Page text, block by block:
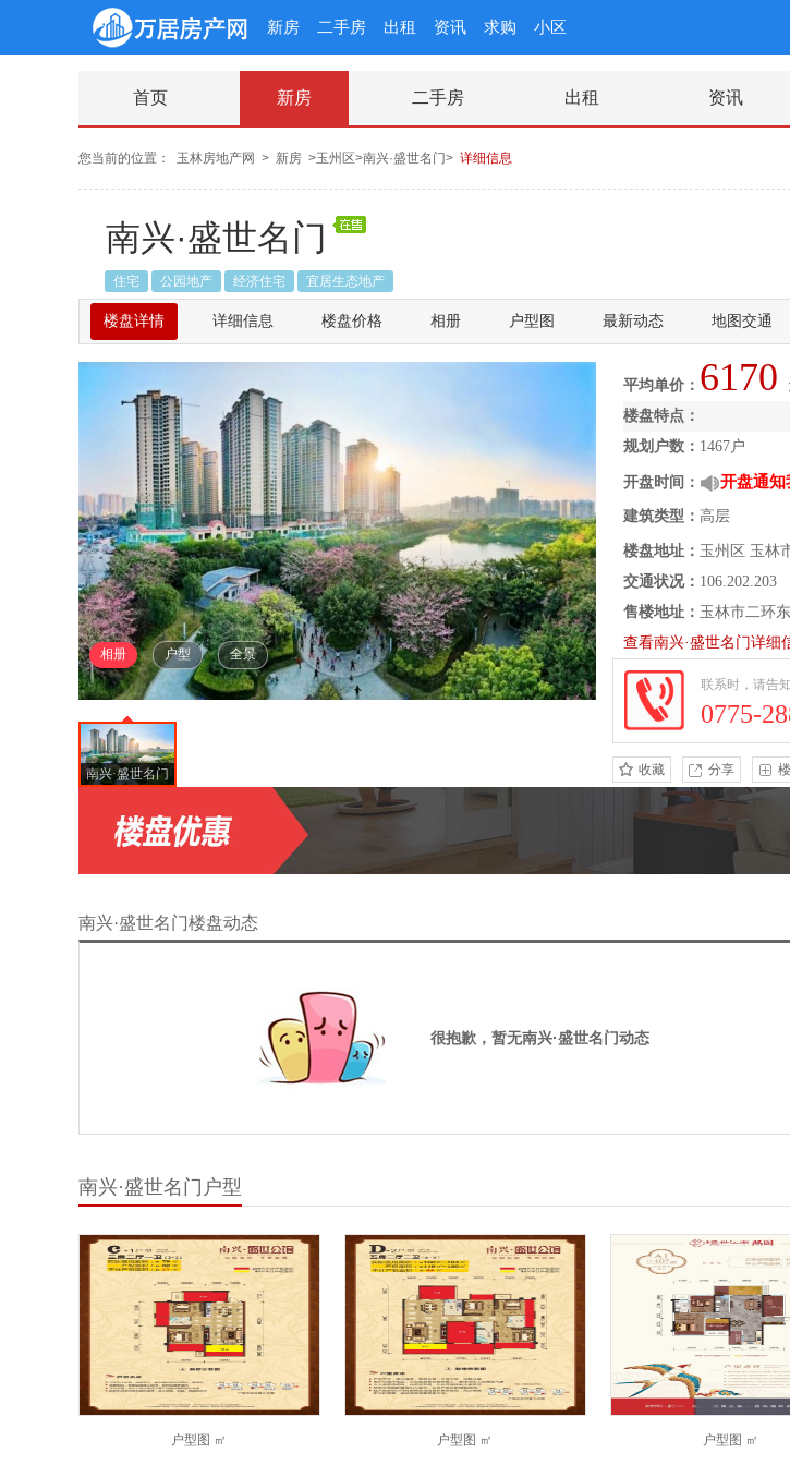
新房 二手房 出租 资讯 求购 小区
首页 新房 二手房 出租 资讯
您当前的位置： 玉林房地产网 > 新房 >玉州区>南兴·盛世名门> 详细信息
南兴·盛世名门
住宅 公园地产 经济住宅 宜居生态地产
楼盘详情 详细信息 楼盘价格 相册 户型图 最新动态 地图交通
南兴·盛世名门
相册 户型 全景
平均单价： 6170
楼盘特点：
规划户数： 1467户
开盘时间： 开盘通知
建筑类型： 高层
楼盘地址： 玉州区 玉林
交通状况： 106.202.203
售楼地址： 玉林市二环
查看南兴·盛世名门详细
联系时，请告
0775-
收藏 分享
南兴·盛世名门楼盘动态
很抱歉，暂无南兴·盛世名门动态
南兴·盛世名门户型
户型图 ㎡ 户型图 ㎡ 户型图 ㎡